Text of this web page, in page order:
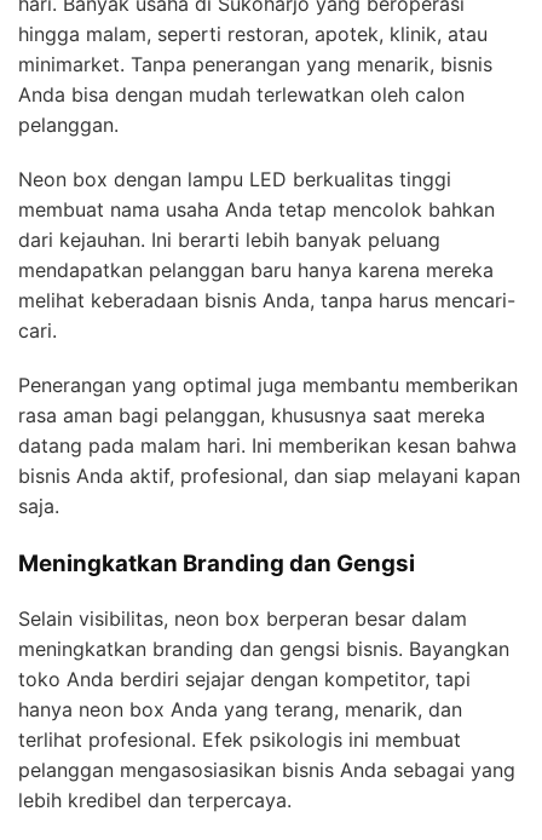
hingga malam, seperti restoran, apotek, klinik, atau
minimarket. Tanpa penerangan yang menarik, bisnis
Anda bisa dengan mudah terlewatkan oleh calon
pelanggan.
Neon box dengan lampu LED berkualitas tinggi
membuat nama usaha Anda tetap mencolok bahkan
dari kejauhan. Ini berarti lebih banyak peluang
mendapatkan pelanggan baru hanya karena mereka
melihat keberadaan bisnis Anda, tanpa harus mencari-
cari.
Penerangan yang optimal juga membantu memberikan
rasa aman bagi pelanggan, khususnya saat mereka
datang pada malam hari. Ini memberikan kesan bahwa
bisnis Anda aktif, profesional, dan siap melayani kapan
saja.
Meningkatkan Branding dan Gengsi
Selain visibilitas, neon box berperan besar dalam
meningkatkan branding dan gengsi bisnis. Bayangkan
toko Anda berdiri sejajar dengan kompetitor, tapi
hanya neon box Anda yang terang, menarik, dan
terlihat profesional. Efek psikologis ini membuat
pelanggan mengasosiasikan bisnis Anda sebagai yang
lebih kredibel dan terpercaya.